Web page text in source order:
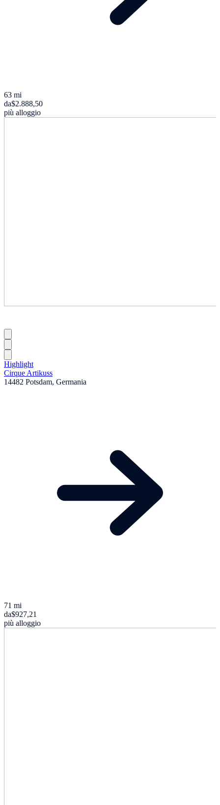
63 mi
da$2.888,50
più alloggio
Highlight
Cirque Artikuss
14482 Potsdam, Germania
71 mi
da$927,21
più alloggio